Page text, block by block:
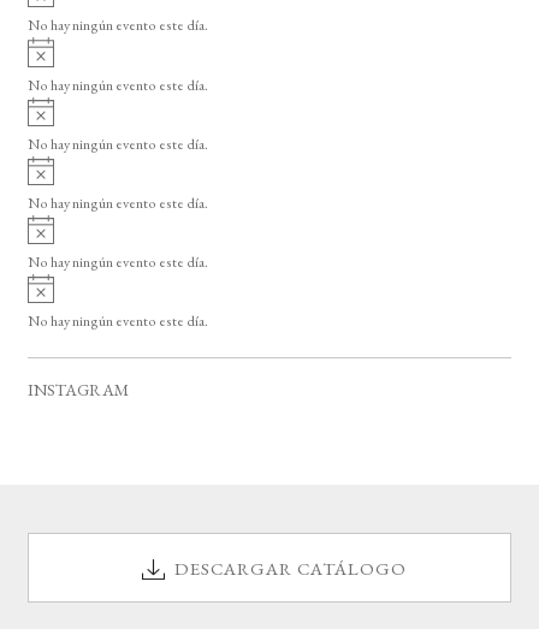
o
v
i
o
No hay ningún evento este día.
A
v
i
o
No hay ningún evento este día.
A
v
i
o
No hay ningún evento este día.
A
v
i
o
No hay ningún evento este día.
A
v
i
o
No hay ningún evento este día.
A
v
i
No hay ningún evento este día.
INSTAGRAM
DESCARGAR CATÁLOGO